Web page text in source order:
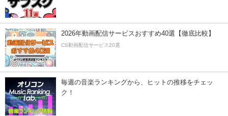
2026年動画配信サービスおすすめ40選【徹底比較】
CS動画配信サービス20選
毎週の音楽ランキングから、ヒットの推移をチェッ
ク！